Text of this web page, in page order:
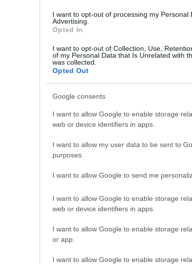
I want to opt-out of processing my Personal
Advertising.
Opted In
I want to opt-out of Collection, Use,
of my Personal Data that Is Unrelated with
was collected.
Opted Out
Google consents
I want to allow Google to enable storage
web or device identifiers in apps.
I want to allow my user data to be sent to
purposes.
I want to allow Google to send me
I want to allow Google to enable storage
web or device identifiers in apps.
I want to allow Google to enable storage
or app.
I want to allow Google to enable storage